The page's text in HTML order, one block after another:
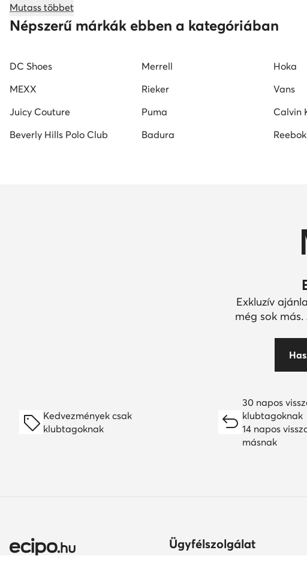
fekete fiú szandálok lány magasszárú tornacipők
Mutass többet
Népszerű márkák ebben a kategóriában
DC Shoes Merrell Hoka
MEXX
Rieker Vans
Juicy Couture
Puma Calvin
Beverly Hills Polo Club
Badura Reebok
Exkluzív
még sok
Kedvezmények csak
klubtagoknak
30 napos
klubtagoknak
14 napos
másnak
Ügyfélszolgálat